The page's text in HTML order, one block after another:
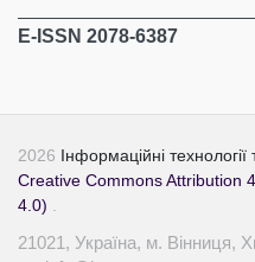
E-ISSN 2078-6387
2026 Інформаційні
Creative Commons Attribution
4.0)
21021, Україна, м. Вінниця,